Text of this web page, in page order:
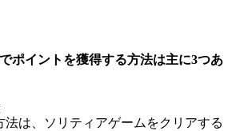
ポイントを獲得する方法は主に3つあ
法は、ソリティアゲームをクリアする